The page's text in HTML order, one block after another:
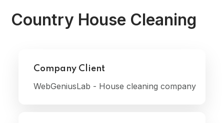
Country House Cleaning
Company Client
WebGeniusLab - House cleaning company